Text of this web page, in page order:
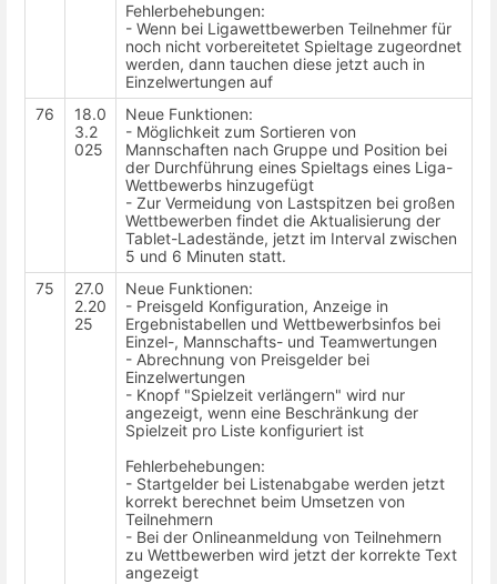
Fehlerbehebungen:
- Wenn bei Ligawettbewerben Teilnehmer für
noch nicht vorbereitetet Spieltage zugeordnet
werden, dann tauchen diese jetzt auch in
Einzelwertungen auf
76
18.0
3.2
025
Neue Funktionen:
- Möglichkeit zum Sortieren von
Mannschaften nach Gruppe und Position bei
der Durchführung eines Spieltags eines Liga-
Wettbewerbs hinzugefügt
- Zur Vermeidung von Lastspitzen bei großen
Wettbewerben findet die Aktualisierung der
Tablet-Ladestände, jetzt im Interval zwischen
5 und 6 Minuten statt.
75
27.0
2.20
25
Neue Funktionen:
- Preisgeld Konfiguration, Anzeige in
Ergebnistabellen und Wettbewerbsinfos bei
Einzel-, Mannschafts- und Teamwertungen
- Abrechnung von Preisgelder bei
Einzelwertungen
- Knopf "Spielzeit verlängern" wird nur
angezeigt, wenn eine Beschränkung der
Spielzeit pro Liste konfiguriert ist
Fehlerbehebungen:
- Startgelder bei Listenabgabe werden jetzt
korrekt berechnet beim Umsetzen von
Teilnehmern
- Bei der Onlineanmeldung von Teilnehmern
zu Wettbewerben wird jetzt der korrekte Text
angezeigt